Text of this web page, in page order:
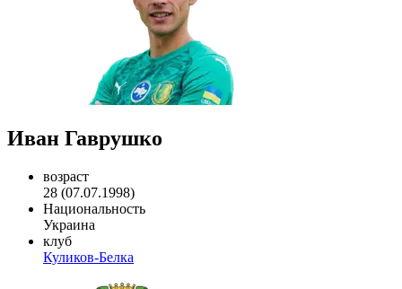
Иван Гаврушко
возраст
28 (07.07.1998)
Национальность
Украина
клуб
Куликов-Белка